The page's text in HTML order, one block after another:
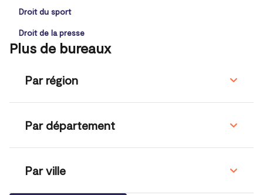
Droit du sport
Droit de la presse
Plus de bureaux
Par région
Par département
Par ville